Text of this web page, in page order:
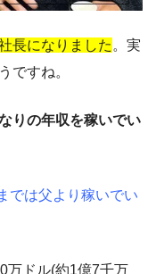
長になりました 。実
ですね。
りの年収を稼いでい
では父より稼いでい
万ドル(約1億7千万